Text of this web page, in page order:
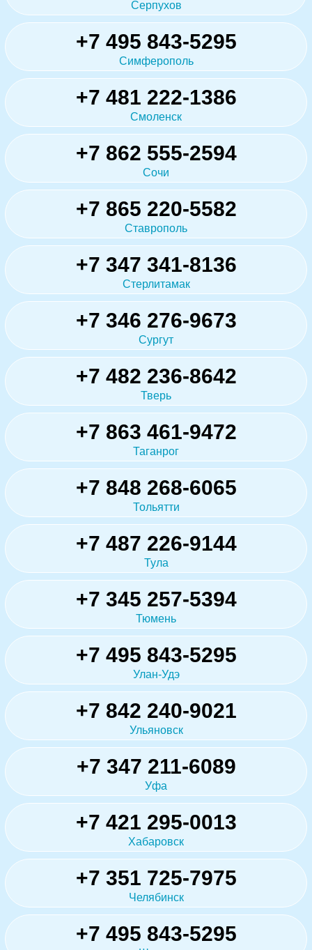
Серпухов
+7 495 843-5295
Симферополь
+7 481 222-1386
Смоленск
+7 862 555-2594
Сочи
+7 865 220-5582
Ставрополь
+7 347 341-8136
Стерлитамак
+7 346 276-9673
Сургут
+7 482 236-8642
Тверь
+7 863 461-9472
Таганрог
+7 848 268-6065
Тольятти
+7 487 226-9144
Тула
+7 345 257-5394
Тюмень
+7 495 843-5295
Улан-Удэ
+7 842 240-9021
Ульяновск
+7 347 211-6089
Уфа
+7 421 295-0013
Хабаровск
+7 351 725-7975
Челябинск
+7 495 843-5295